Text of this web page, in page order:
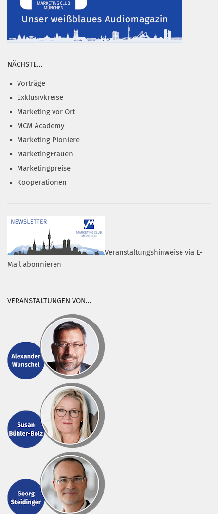
NÄCHSTE…
Vorträge
Exklusivkreise
Marketing vor Ort
MCM Academy
Marketing Pioniere
MarketingFrauen
Marketingpreise
Kooperationen
Veranstaltungshinweise via E-
Mail abonnieren
VERANSTALTUNGEN VON…